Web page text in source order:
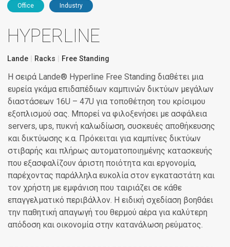
Office Industry
HYPERLINE
Lande Racks Free Standing
Η σειρά Lande® Hyperline Free Standing διαθέτει μια
ευρεία γκάμα επιδαπέδιων καμπινών δικτύων μεγάλων
διαστάσεων 16U – 47U για τοποθέτηση του κρίσιμου
εξοπλισμού σας. Μπορεί να φιλοξενήσει με ασφάλεια
servers, ups, πυκνή καλωδίωση, συσκευές αποθήκευσης
και δικτύωσης κ.α. Πρόκειται για καμπίνες δικτύων
στιβαρής και πλήρως αυτοματοποιημένης κατασκευής
που εξασφαλίζουν άριστη ποιότητα και εργονομία,
παρέχοντας παράλληλα ευκολία στον εγκαταστάτη και
τον χρήστη με εμφάνιση που ταιριάζει σε κάθε
επαγγελματικό περιβάλλον. Η ειδική σχεδίαση βοηθάει
την παθητική απαγωγή του θερμού αέρα για καλύτερη
απόδοση και οικονομία στην κατανάλωση ρεύματος.